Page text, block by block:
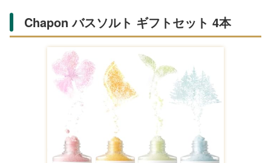
Chapon バスソルト ギフトセット 4本